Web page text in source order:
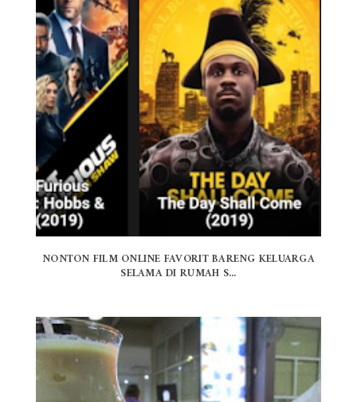
NONTON FILM ONLINE FAVORIT BARENG KELUARGA
SELAMA DI RUMAH S...